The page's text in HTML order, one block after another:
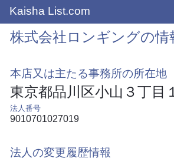
Kaisha List.com
株式会社ロンギングの情
本店又は主たる事務所の所在地
東京都品川区小山３丁目
法人番号
9010701027019
法人の変更履歴情報